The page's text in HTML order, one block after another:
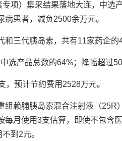
项）集采结果落地大连，中选
患者，减负2500余万元。
三代胰岛素，共有11家药企的
选产品总数的64%；降幅超过
预计节约费用2528万元。
赖脯胰岛索混合注射液（25R
月使用3支估算，即使不包含
到2元。